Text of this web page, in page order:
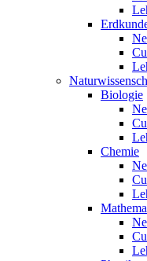
Biologie
Chemie